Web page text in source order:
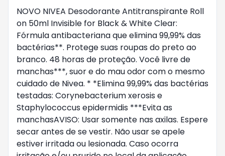
NOVO NIVEA Desodorante Antitranspirante Roll
on 50ml Invisible for Black & White Clear:
Fórmula antibacteriana que elimina 99,99% das
bactérias**. Protege suas roupas do preto ao
branco. 48 horas de proteção. Você livre de
manchas***, suor e do mau odor com o mesmo
cuidado de Nivea. * *Elimina 99,99% das bactérias
testadas: Corynebacterium xerosis e
Staphylococcus epidermidis ***Evita as
manchasAVISO: Usar somente nas axilas. Espere
secar antes de se vestir. Não usar se apele
estiver irritada ou lesionada. Caso ocorra